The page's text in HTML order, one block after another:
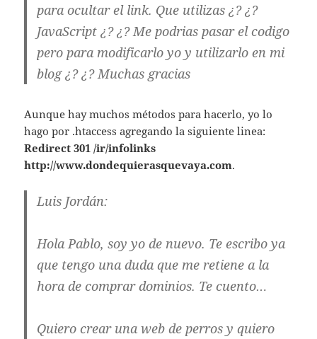
para ocultar el link. Que utilizas ¿? ¿?
JavaScript ¿? ¿? Me podrias pasar el codigo
pero para modificarlo yo y utilizarlo en mi
blog ¿? ¿? Muchas gracias
Aunque hay muchos métodos para hacerlo, yo lo
hago por .htaccess agregando la siguiente linea:
Redirect 301 /ir/infolinks
http://www.dondequierasquevaya.com.
Luis Jordán:
Hola Pablo, soy yo de nuevo. Te escribo ya
que tengo una duda que me retiene a la
hora de comprar dominios. Te cuento…
Quiero crear una web de perros y quiero